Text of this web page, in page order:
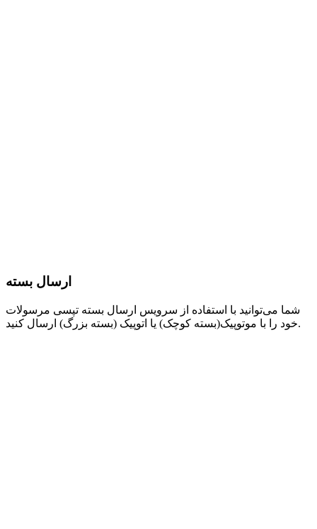
ارسال بسته
شما می‌توانید با استفاده از سرویس ارسال بسته تپسی مرسولات
خود را با موتوپیک(بسته کوچک) یا اتوپیک (بسته بزرگ) ارسال کنید.